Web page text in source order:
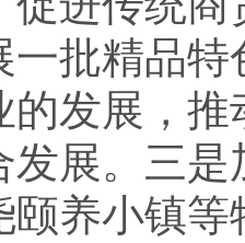
一批精品
的发展，
发展。三
颐养小镇